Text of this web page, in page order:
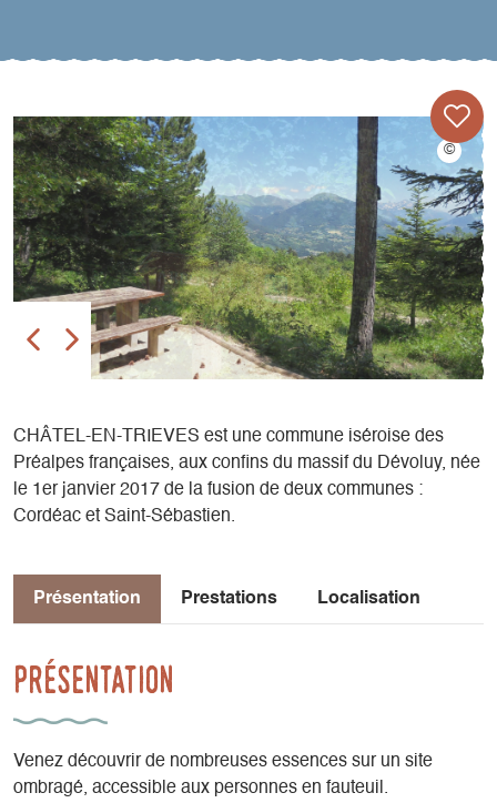
CHÂTEL-EN-TRIEVES est une commune iséroise des
Préalpes françaises, aux confins du massif du Dévoluy, née
le 1er janvier 2017 de la fusion de deux communes :
Cordéac et Saint-Sébastien.
Présentation Prestations Localisation
Présentation
Venez découvrir de nombreuses essences sur un site
ombragé, accessible aux personnes en fauteuil.